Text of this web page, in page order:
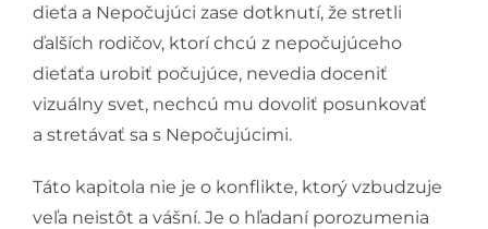
dieťa a Nepočujúci zase dotknutí, že stretli
ďalších rodičov, ktorí chcú z nepočujúceho
dieťaťa urobiť počujúce, nevedia doceniť
vizuálny svet, nechcú mu dovoliť posunkovať
a stretávať sa s Nepočujúcimi.
Táto kapitola nie je o konflikte, ktorý vzbudzuje
veľa neistôt a vášní. Je o hľadaní porozumenia